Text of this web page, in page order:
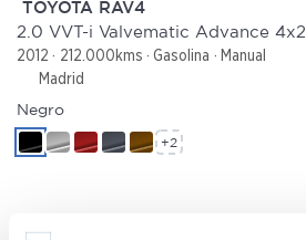
TOYOTA RAV4
2.0 VVT-i Valvematic Advance 4x2
2012 212.000kms Gasolina
Manual
Madrid
Negro
+2